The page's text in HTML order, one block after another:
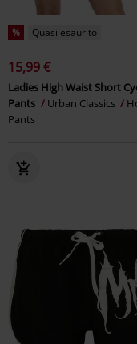
% Quasi esaurito
15,99 €
Ladies High Waist Short
Pants
Urban Classics
Pants